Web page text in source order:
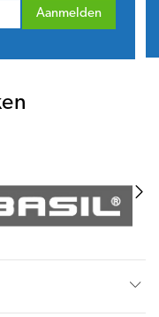
Aanmelden